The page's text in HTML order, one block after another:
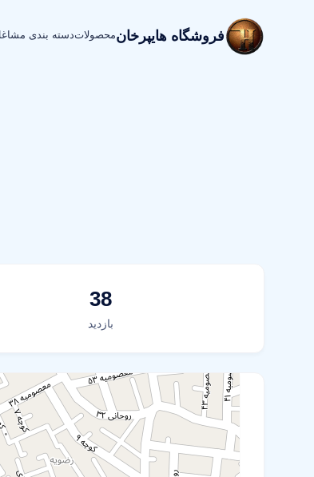
فروشگاه هایپرخانمحصولاتدسته بندی
38
بازدید